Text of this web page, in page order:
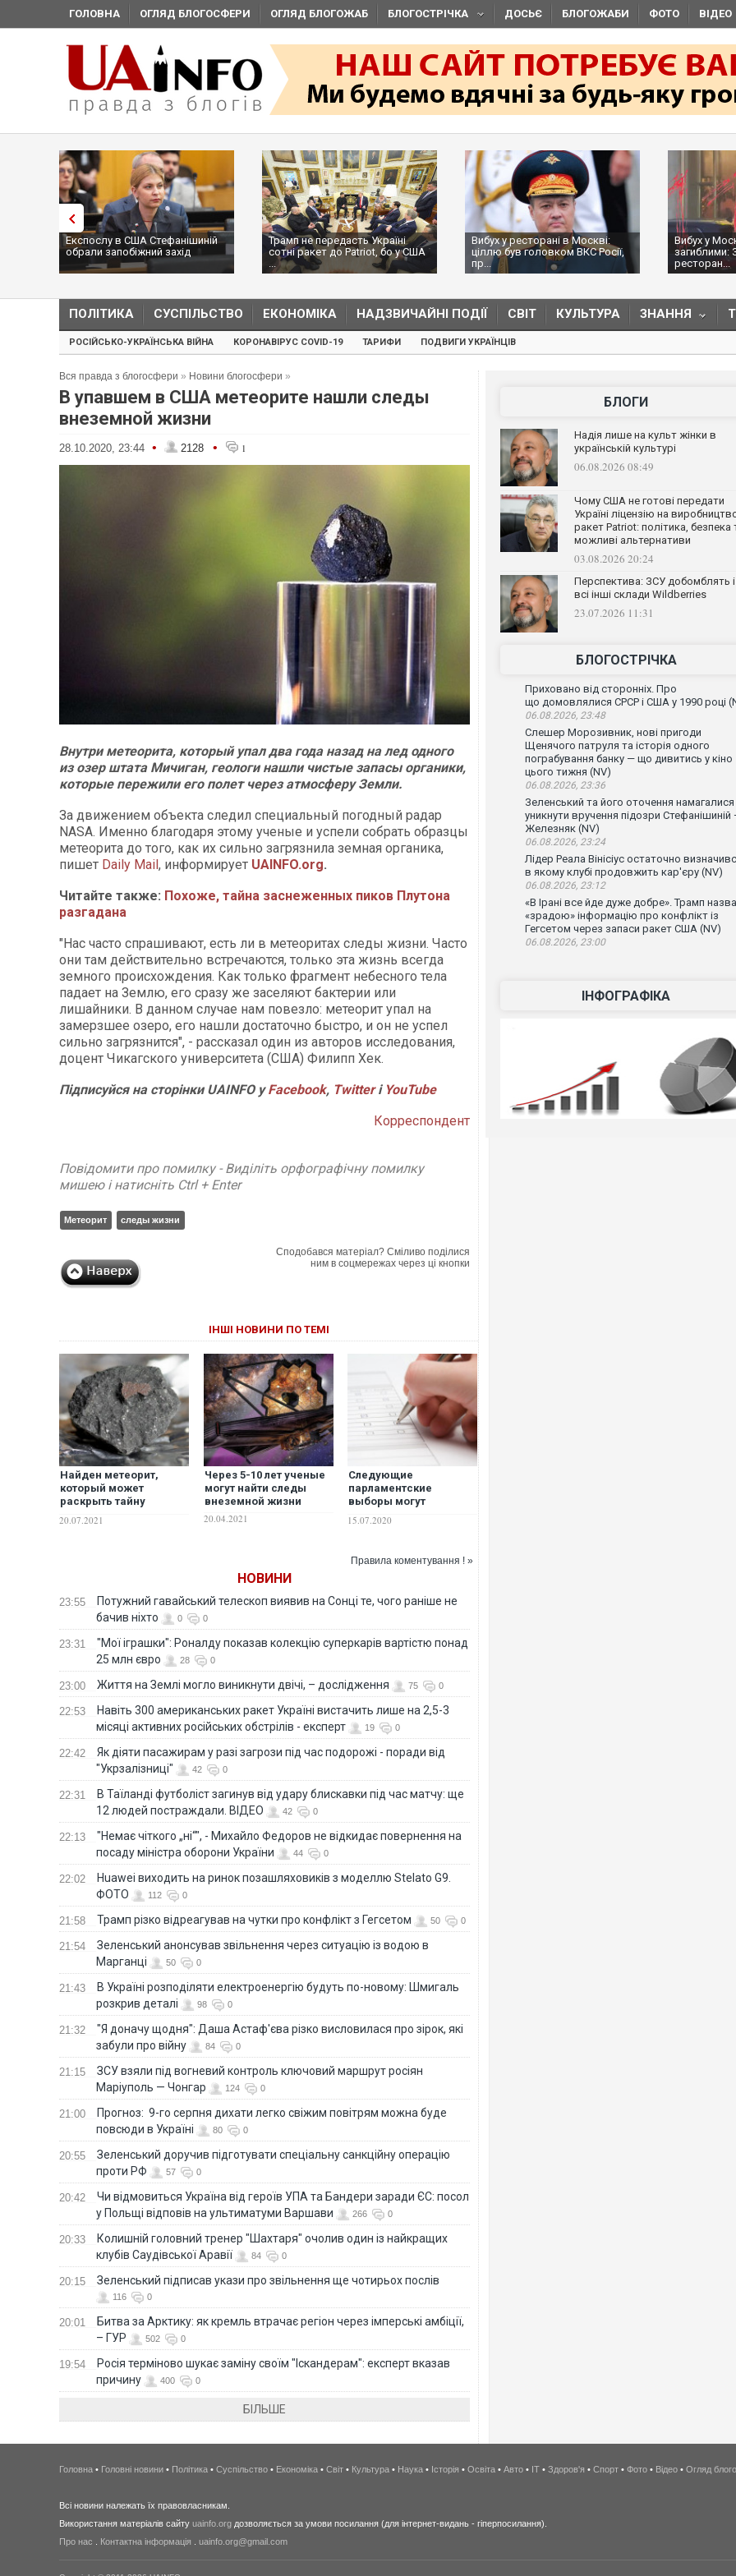
ГОЛОВНА ОГЛЯД БЛОГОСФЕРИ ОГЛЯД БЛОГОЖАБ БЛОГОСТРІЧКА ДОСЬЄ БЛОГОЖАБИ ФОТО ВІДЕО
Експослу в США Стефанішиній
обрали запобіжний захід
Трамп не передасть Україні
сотні ракет до Patriot, бо у США
...
Вибух у ресторані в Москві:
ціллю був головком ВКС Росії,
пр...
Вибух у
загиблими:
ресторан...
ПОЛІТИКА СУСПІЛЬСТВО ЕКОНОМІКА НАДЗВИЧАЙНІ ПОДІЇ СВІТ КУЛЬТУРА ЗНАННЯ
РОСІЙСЬКО-УКРАЇНСЬКА ВІЙНА КОРОНАВІРУС COVID-19 ТАРИФИ ПОДВИГИ УКРАЇНЦІВ
Вся правда з блогосфери » Новини блогосфери »
В упавшем в США метеорите нашли следы
внеземной жизни
28.10.2020, 23:44 • 2128 • 1
Внутри метеорита, который упал два года назад на лед одного
из озер штата Мичиган, геологи нашли чистые запасы органики,
которые пережили его полет через атмосферу Земли.
За движением объекта следил специальный погодный радар
NASA. Именно благодаря этому ученые и успели собрать образцы
метеорита до того, как их сильно загрязнила земная органика,
пишет Daily Mail, информирует UAINFO.org.
Читайте также: Похоже, тайна заснеженных пиков Плутона
разгадана
"Нас часто спрашивают, есть ли в метеоритах следы жизни. Часто
они там действительно встречаются, только эта жизнь всегда
земного происхождения. Как только фрагмент небесного тела
падает на Землю, его сразу же заселяют бактерии или
лишайники. В данном случае нам повезло: метеорит упал на
замерзшее озеро, его нашли достаточно быстро, и он не успел
сильно загрязнится", - рассказал один из авторов исследования,
доцент Чикагского университета (США) Филипп Хек.
Підписуйся на сторінки UAINFO уFacebook, Twitterі YouTube
Корреспондент
Повідомити про помилку - Виділіть орфографічну помилку
мишею і натисніть Ctrl + Enter
Метеорит следы жизни
Сподобався матеріал? Сміливо поділися
ним в соцмережах через ці кнопки
ІНШІ НОВИНИ ПО ТЕМІ
Найден метеорит,
который может
раскрыть тайну
на Земле
20.07.2021
Через 5-10 лет ученые
могут найти следы
внеземной жизни
20.04.2021
Следующие
парламентские
выборы могут
лидируют "Слуга
платформа – За жизнь"
15.07.2020
Правила коментування ! »
НОВИНИ
23:55
Потужний гавайський телескоп виявив на Сонці те, чого раніше не
бачив ніхто
0 0
23:31
"Мої іграшки": Роналду показав колекцію суперкарів вартістю понад
25 млн євро
28 0
23:00 Життя на Землі могло виникнути двічі, – дослідження 75 0
22:53
Навіть 300 американських ракет Україні вистачить лише на 2,5-3
місяці активних російських обстрілів - експерт
19 0
22:42
Як діяти пасажирам у разі загрози під час подорожі - поради від
"Укрзалізниці"
42 0
22:31
В Таїланді футболіст загинув від удару блискавки під час матчу: ще
12 людей постраждали. ВІДЕО
42 0
22:13
"Немає чіткого „ні“", - Михайло Федоров не відкидає повернення на
посаду міністра оборони України
44 0
22:02
Huawei виходить на ринок позашляховиків з моделлю Stelato G9.
ФОТО
112 0
21:58 Трамп різко відреагував на чутки про конфлікт з Гегсетом 50 0
21:54
Зеленський анонсував звільнення через ситуацію із водою в
Марганці
50 0
21:43
В Україні розподіляти електроенергію будуть по-новому: Шмигаль
розкрив деталі
98 0
21:32
"Я доначу щодня": Даша Астаф'єва різко висловилася про зірок, які
забули про війну
84 0
21:15
ЗСУ взяли під вогневий контроль ключовий маршрут росіян
Маріуполь — Чонгар
124 0
21:00
Прогноз: 9-го серпня дихати легко свіжим повітрям можна буде
повсюди в Україні
80 0
20:55
Зеленський доручив підготувати спеціальну санкційну операцію
проти РФ
57 0
20:42
Чи відмовиться Україна від героїв УПА та Бандери заради ЄС: посол
у Польщі відповів на ультиматуми Варшави
266 0
20:33
Колишній головний тренер "Шахтаря" очолив один із найкращих
клубів Саудівської Аравії
84 0
20:15 Зеленський підписав укази про звільнення ще чотирьох послів
116 0
20:01
Битва за Арктику: як кремль втрачає регіон через імперські амбіції,
– ГУР
502 0
19:54
Росія терміново шукає заміну своїм "Іскандерам": експерт вказав
причину
400 0
БІЛЬШЕ
БЛОГИ
Надія лише на культ жінки в
українській культурі
06.08.2026 08:49
Чому США не готові передати
Україні ліцензію на
ракет Patriot: політика, безпека
можливі альтернативи
03.08.2026 20:24
Перспектива: ЗСУ добомблять і
всі інші склади Wildberries
23.07.2026 11:31
БЛОГОСТРІЧКА
Приховано від сторонніх. Про
що домовлялися СРСР і США у 1990 році
06.08.2026, 23:48
Слешер Морозивник, нові пригоди
Щенячого патруля та історія одного
пограбування банку — що дивитись у кіно
цього тижня (NV)
06.08.2026, 23:36
Зеленський та його оточення намагалися
уникнути вручення підозри Стефанішиній
Железняк (NV)
06.08.2026, 23:24
Лідер Реала Вінісіус остаточно
в якому клубі продовжить кар'єру (NV)
06.08.2026, 23:12
«В Ірані все йде дуже добре». Трамп
«зрадою» інформацію про конфлікт із
Гегсетом через запаси ракет США (NV)
06.08.2026, 23:00
ІНФОГРАФІКА
Росія атакувала Суми
торговельний центр,
Топпосадовцю
Головна • Головні новини • Політика • Суспільство • Економіка • Світ • Культура • Наука • Історія • Освіта • Авто • IT • Здоров'я • Спорт • Фото • Відео • Огляд
Всі новини належать їх правовласникам.
Використання матеріалів сайту uainfo.org дозволяється за умови посилання (для інтернет-видань - гіперпосилання).
Про нас
Контактна інформація uainfo.org@gmail.com